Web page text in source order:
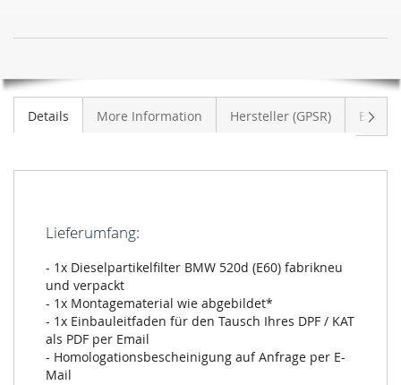
Dieselpartikelfilter
BMW
520d
LAGER
Details More Information Hersteller (GPSR)
Lieferumfang:
- 1x Dieselpartikelfilter BMW 520d (E60) fabrikneu
und verpackt
- 1x Montagematerial wie abgebildet*
- 1x Einbauleitfaden für den Tausch Ihres DPF / KAT
als PDF per Email
- Homologationsbescheinigung auf Anfrage per E-
Mail